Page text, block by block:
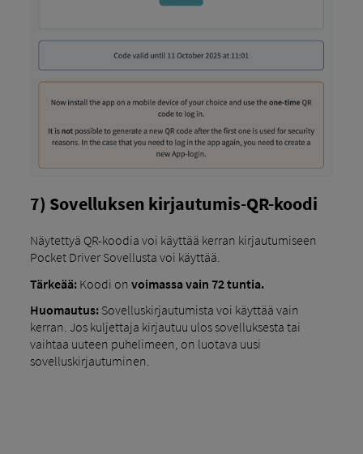
7) Sovelluksen kirjautumis-QR-koodi
Näytettyä QR-koodia voi käyttää kerran kirjautumiseen
Pocket Driver Sovellusta voi käyttää.
Tärkeää:Koodi on voimassa vain 72 tuntia.
Huomautus:Sovelluskirjautumista voi käyttää vain
kerran. Jos kuljettaja kirjautuu ulos sovelluksesta tai
vaihtaa uuteen puhelimeen, on luotava uusi
sovelluskirjautuminen.